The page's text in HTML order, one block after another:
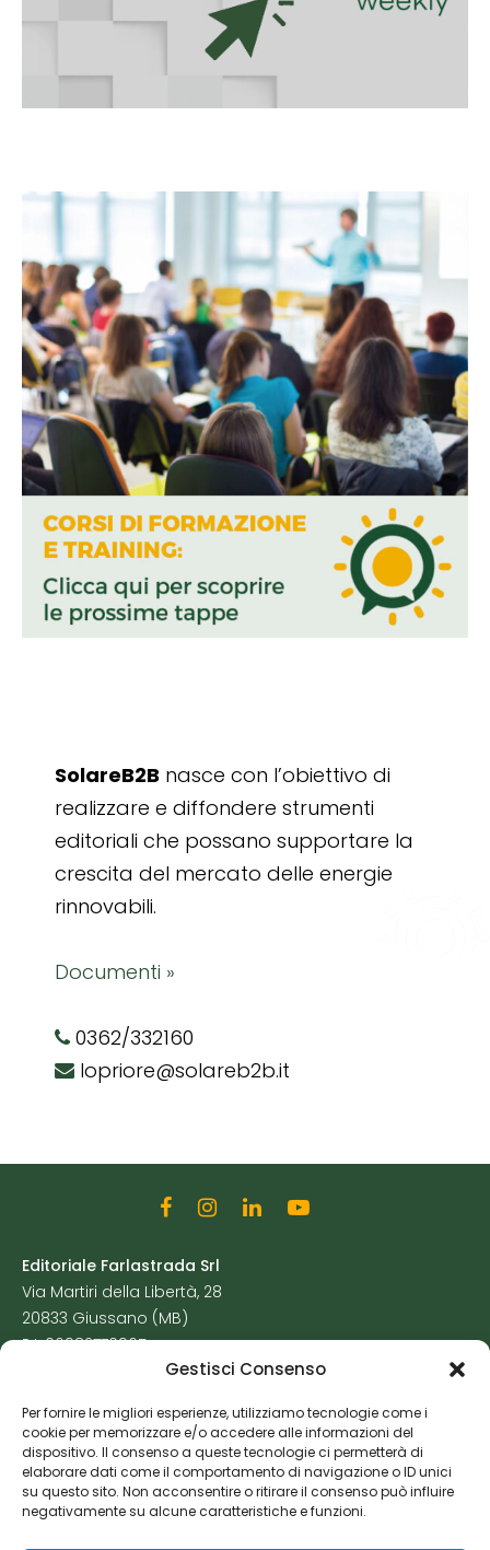
Gestisci Consenso
Per fornire le migliori esperienze, utilizziamo tecnologie come i
cookie per memorizzare e/o accedere alle informazioni del
dispositivo. Il consenso a queste tecnologie ci permetterà di
elaborare dati come il comportamento di navigazione o ID unici
su questo sito. Non acconsentire o ritirare il consenso può influire
negativamente su alcune caratteristiche e funzioni.
SolareB2B nasce con l’obiettivo di
realizzare e diffondere strumenti
editoriali che possano supportare la
crescita del mercato delle energie
rinnovabili.
Documenti »
0362/332160
lopriore@solareb2b.it
Editoriale Farlastrada Srl
Via Martiri della Libertà, 28
20833 Giussano (MB)
P.I. 06982770965
Cookie Policy
Risorse Aggiuntive